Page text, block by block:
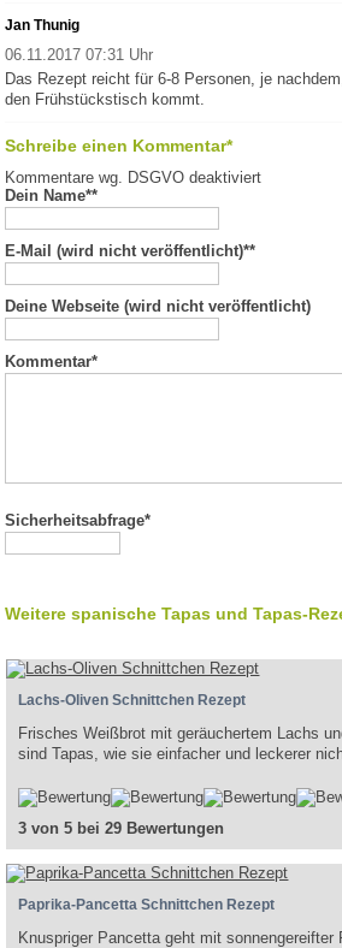
Jan Thunig
06.11.2017 07:31 Uhr
Das Rezept reicht für 6-8 Personen, je
den Frühstückstisch kommt.
Schreibe einen Kommentar*
Kommentare wg. DSGVO deaktiviert
Dein Name**
E-Mail (wird nicht veröffentlicht)**
Deine Webseite (wird nicht veröffentlicht)
Kommentar*
Sicherheitsabfrage*
Weitere spanische Tapas und Tapas-
Lachs-Oliven Schnittchen Rezept
Frisches Weißbrot mit geräuchertem Lachs
sind Tapas, wie sie einfacher und leckerer
3 von 5 bei 29 Bewertungen
Paprika-Pancetta Schnittchen Rezept
Knuspriger Pancetta geht mit sonnengereifter